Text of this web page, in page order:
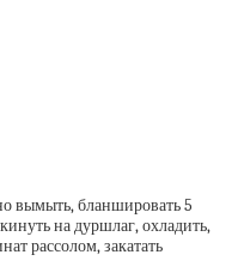
вымыть, бланшировать 5
на дуршлаг, охладить,
рассолом, закатать